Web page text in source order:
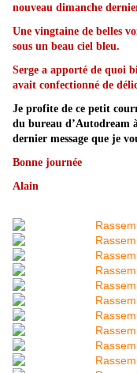
nouveau dimanche
Une vingtaine de belles
sous un beau ciel bleu.
Serge a apporté de quoi
avait confectionné de
Je profite de ce petit
du bureau d’Autodream
dernier message que je
Bonne journée
Alain